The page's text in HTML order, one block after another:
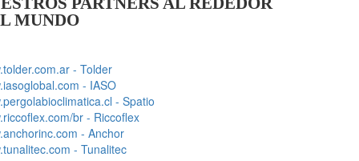
MUNDO
- Tolder
- IASO
- Spatio
br - Riccoflex
- Anchor
- Tunalitec